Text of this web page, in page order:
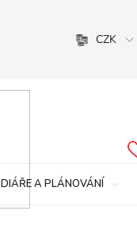
CZK
DIÁŘE A PLÁNOVÁNÍ